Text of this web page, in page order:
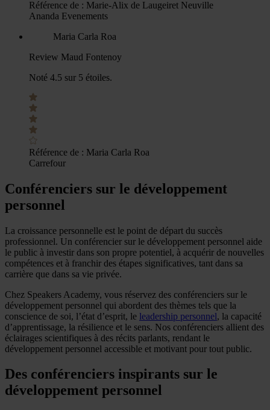
Référence de : Marie-Alix de Laugeiret Neuville
Ananda Evenements
Maria Carla Roa
Review Maud Fontenoy
Noté 4.5 sur 5 étoiles.
Référence de : Maria Carla Roa
Carrefour
Conférenciers sur le développement
personnel
La croissance personnelle est le point de départ du succès
professionnel. Un conférencier sur le développement personnel aide
le public à investir dans son propre potentiel, à acquérir de nouvelles
compétences et à franchir des étapes significatives, tant dans sa
carrière que dans sa vie privée.
Chez Speakers Academy, vous réservez des conférenciers sur le
développement personnel qui abordent des thèmes tels que la
conscience de soi, l’état d’esprit, le leadership personnel, la capacité
d’apprentissage, la résilience et le sens. Nos conférenciers allient des
éclairages scientifiques à des récits parlants, rendant le
développement personnel accessible et motivant pour tout public.
Des conférenciers inspirants sur le
développement personnel